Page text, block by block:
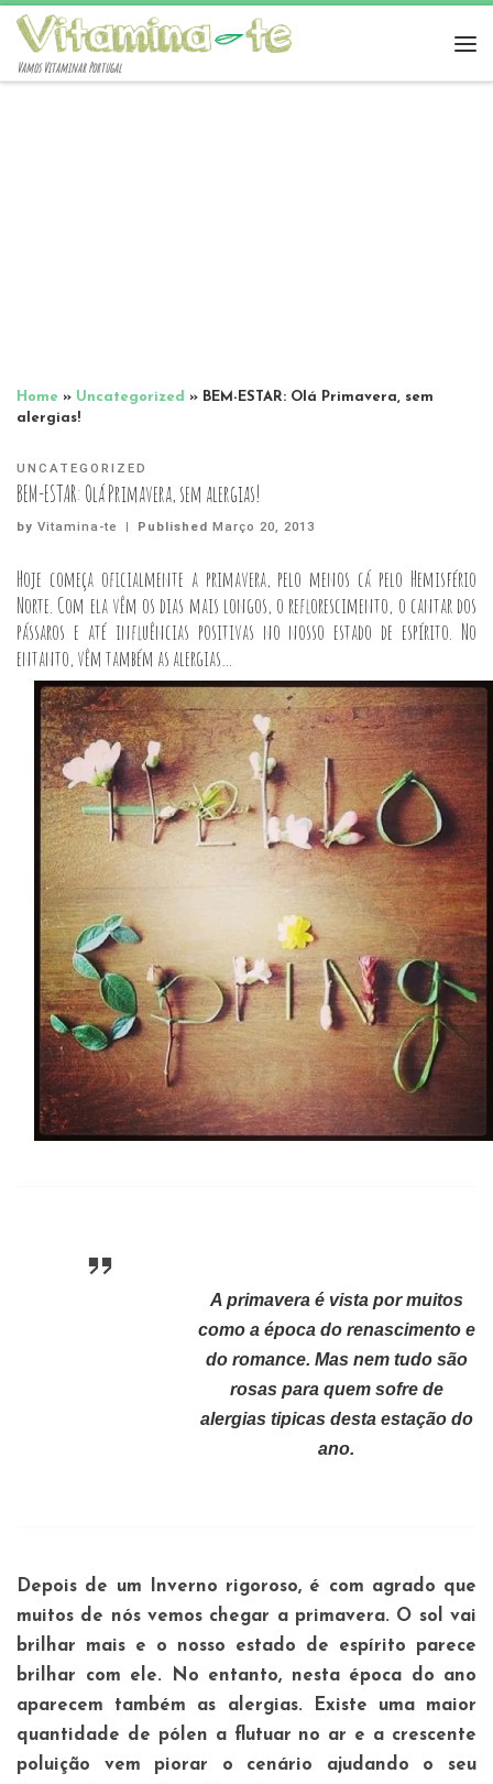
Vamos Vitaminar Portugal
Home » Uncategorized » BEM-ESTAR: Olá Primavera, sem
alergias!
UNCATEGORIZED
BEM-ESTAR: Olá Primavera, sem alergias!
by Vitamina-te | PublishedMarço 20, 2013
Hoje começa oficialmente a primavera, pelo menos cá pelo Hemisfério
Norte. Com ela vêm os dias mais longos, o reflorescimento, o cantar dos
pássaros e até influências positivas no nosso estado de espírito. No
entanto, vêm também as alergias…
A primavera é vista por muitos
como a época do renascimento e
do romance. Mas nem tudo são
rosas para quem sofre de
alergias tipicas desta estação do
ano.
Depois de um Inverno rigoroso, é com agrado que
muitos de nós vemos chegar a primavera. O sol vai
brilhar mais e o nosso estado de espírito parece
brilhar com ele. No entanto, nesta época do ano
aparecem também as alergias. Existe uma maior
quantidade de pólen a flutuar no ar e a crescente
poluição vem piorar o cenário ajudando o seu